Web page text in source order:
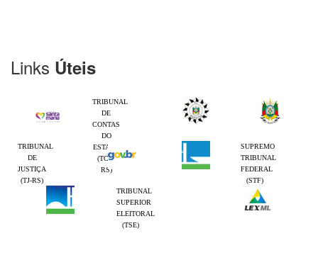
Links Úteis
TRIBUNAL
DE
CONTAS
DO
ESTADO
(TCE-
RS)
TRIBUNAL
DE
JUSTIÇA
(TJ-RS)
SUPREMO
TRIBUNAL
FEDERAL
(STF)
TRIBUNAL
SUPERIOR
ELEITORAL
(TSE)